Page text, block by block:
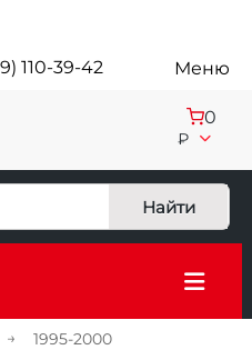
110-39-42 Меню
0
₽
Найти
1995-2000